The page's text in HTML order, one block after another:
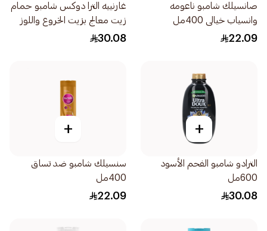
صانسيلك شامبو ناعومه
وانسياب خيالى 400مل
22.09
غارنييه الترا دوكس شامبو حمام
زيت معالج بزيت الخروع واللوز
600مل
30.08
+
الترادو شامبو الفحم الأسود
600مل
30.08
+
سنسيلك شامبو ضد تساق
400مل
22.09